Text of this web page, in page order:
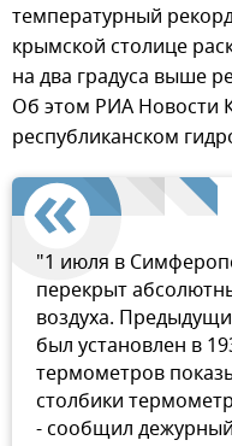
температурный
крымской столице
на два градуса выше
Об этом РИА Новости
республиканском
"1 июля в
перекрыт
воздуха.
был установлен в
термометров
столбики
- сообщил